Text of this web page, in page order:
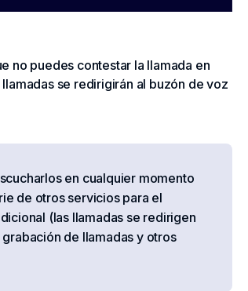
no puedes contestar la llamada en
se redirigirán al buzón de voz
en cualquier momento
de otros servicios para el
(las llamadas se redirigen
de llamadas y otros